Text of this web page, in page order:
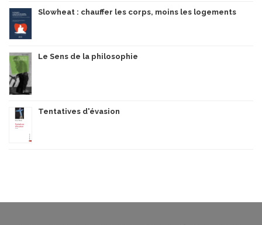
Slowheat : chauffer les corps, moins les logements
Le Sens de la philosophie
Tentatives d'évasion